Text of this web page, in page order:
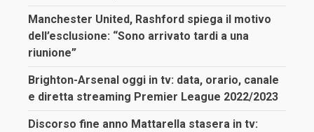
Manchester United, Rashford spiega il motivo
dell’esclusione: “Sono arrivato tardi a una
riunione”
Brighton-Arsenal oggi in tv: data, orario, canale
e diretta streaming Premier League 2022/2023
Discorso fine anno Mattarella stasera in tv: